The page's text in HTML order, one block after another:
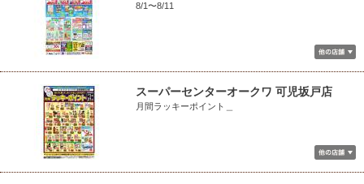
8/1〜8/11
スーパーセンターオークワ 可児坂戸店
月間ラッキーポイント＿